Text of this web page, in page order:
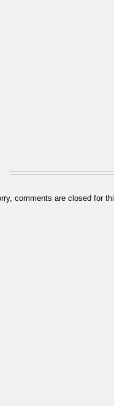
comments are closed for